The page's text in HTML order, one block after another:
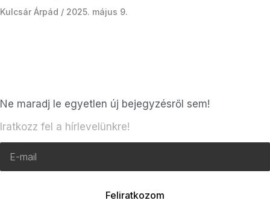
Kulcsár Árpád 2025. május 9.
Ne maradj le egyetlen új bejegyzésről sem!
Iratkozz fel a hírlevelünkre!